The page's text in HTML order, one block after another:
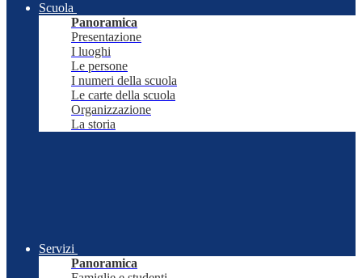
Scuola
Panoramica
Presentazione
I luoghi
Le persone
I numeri della scuola
Le carte della scuola
Organizzazione
La storia
Servizi
Panoramica